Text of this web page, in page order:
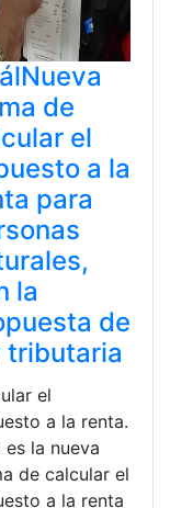
,PDF
de
el
a la
para
la
de
tributaria
el
a la renta.
es la nueva
de calcular el
a la renta